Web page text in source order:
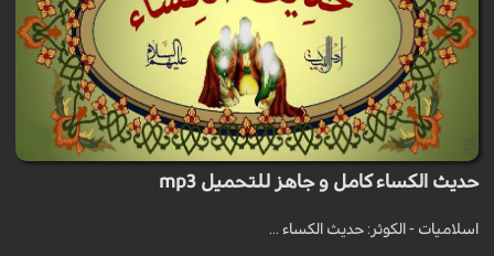
حديث الكساء كامل و جاهز للتحميل mp3
اسلاميات - الكوثر: حديث الكساء ...